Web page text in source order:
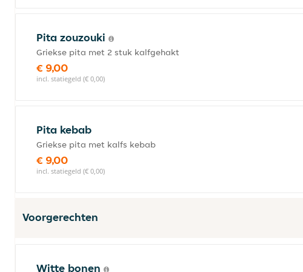
Pita zouzouki
Griekse pita met 2 stuk kalfgehakt
€ 9,00
incl. statiegeld (€ 0,00)
Pita kebab
Griekse pita met kalfs kebab
€ 9,00
incl. statiegeld (€ 0,00)
Voorgerechten
Witte bonen